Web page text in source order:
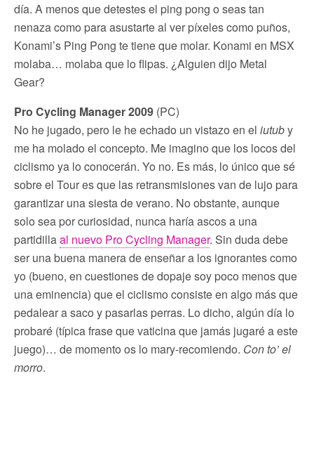
día. A menos que detestes el ping pong o seas tan
nenaza como para asustarte al ver píxeles como puños,
Konami’s Ping Pong te tiene que molar. Konami en MSX
molaba… molaba que lo flipas. ¿Alguien dijo Metal
Gear?
Pro Cycling Manager 2009 (PC)
No he jugado, pero le he echado un vistazo en el iutuby
me ha molado el concepto. Me imagino que los locos del
ciclismo ya lo conocerán. Yo no. Es más, lo único que sé
sobre el Tour es que las retransmisiones van de lujo para
garantizar una siesta de verano. No obstante, aunque
solo sea por curiosidad, nunca haría ascos a una
partidillaal nuevo Pro Cycling Manager. Sin duda debe
ser una buena manera de enseñar a los ignorantes como
yo (bueno, en cuestiones de dopaje soy poco menos que
una eminencia) que el ciclismo consiste en algo más que
pedalear a saco y pasarlas perras. Lo dicho, algún día lo
probaré (típica frase que vaticina que jamás jugaré a este
juego)… de momento os lo mary-recomiendo. Con to’ el
morro.